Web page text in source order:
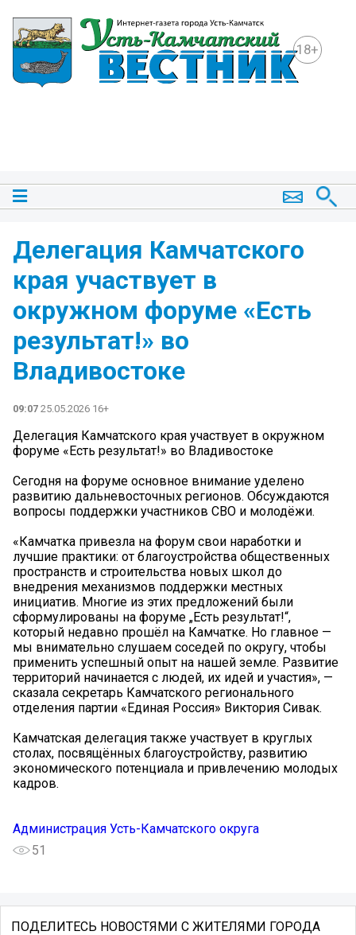
18+
Делегация Камчатского
края участвует в
окружном форуме «Есть
результат!» во
Владивостоке
09:07 25.05.2026 16+
Делегация Камчатского края участвует в окружном
форуме «Есть результат!» во Владивостоке
Сегодня на форуме основное внимание уделено
развитию дальневосточных регионов. Обсуждаются
вопросы поддержки участников СВО и молодёжи.
«Камчатка привезла на форум свои наработки и
лучшие практики: от благоустройства общественных
пространств и строительства новых школ до
внедрения механизмов поддержки местных
инициатив. Многие из этих предложений были
сформулированы на форуме „Есть результат!“,
который недавно прошёл на Камчатке. Но главное —
мы внимательно слушаем соседей по округу, чтобы
применить успешный опыт на нашей земле. Развитие
территорий начинается с людей, их идей и участия», —
сказала секретарь Камчатского регионального
отделения партии «Единая Россия» Виктория Сивак.
Камчатская делегация также участвует в круглых
столах, посвящённых благоустройству, развитию
экономического потенциала и привлечению молодых
кадров.
Администрация Усть-Камчатского округа
51
ПОДЕЛИТЕСЬ НОВОСТЯМИ С ЖИТЕЛЯМИ ГОРОДА